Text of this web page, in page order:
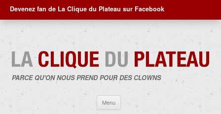
Devenez fan de La Clique du Plateau sur Facebook
PARCE QU'ON NOUS PREND POUR DES CLOWNS
Menu